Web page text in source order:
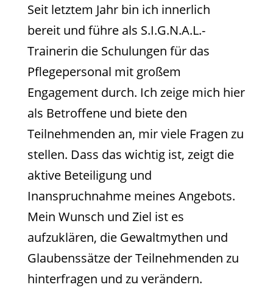
Seit letztem Jahr bin ich innerlich
bereit und führe als S.I.G.N.A.L.-
Trainerin die Schulungen für das
Pflegepersonal mit großem
Engagement durch. Ich zeige mich hier
als Betroffene und biete den
Teilnehmenden an, mir viele Fragen zu
stellen. Dass das wichtig ist, zeigt die
aktive Beteiligung und
Inanspruchnahme meines Angebots.
Mein Wunsch und Ziel ist es
aufzuklären, die Gewaltmythen und
Glaubenssätze der Teilnehmenden zu
hinterfragen und zu verändern.